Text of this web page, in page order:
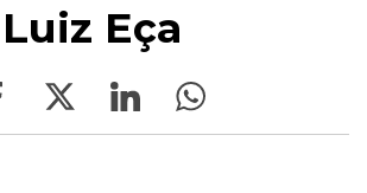
Luiz Eça